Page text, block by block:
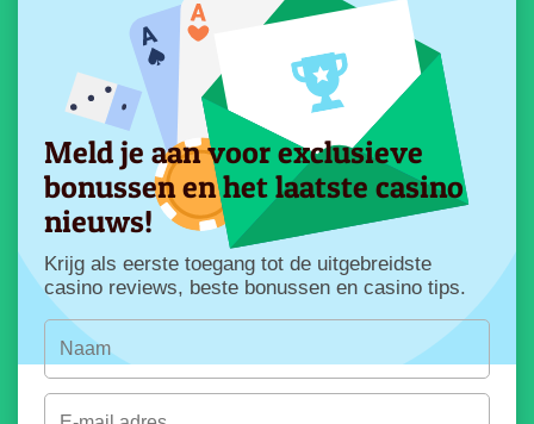
Meld je aan voor exclusieve
bonussen en het laatste casino
nieuws!
Krijg als eerste toegang tot de uitgebreidste
casino reviews, beste bonussen en casino tips.